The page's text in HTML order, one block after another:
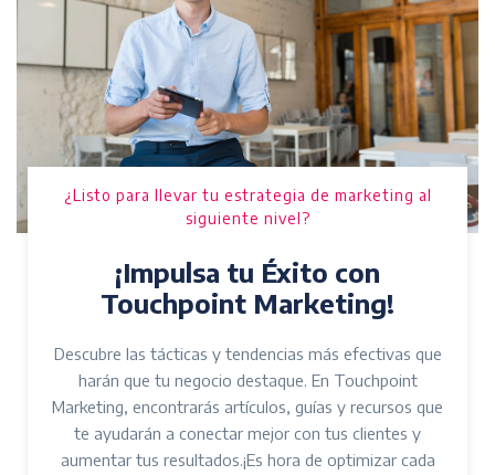
¿Listo para llevar tu estrategia de marketing al
siguiente nivel?
¡Impulsa tu Éxito con
Touchpoint Marketing!
Descubre las tácticas y tendencias más efectivas que
harán que tu negocio destaque. En Touchpoint
Marketing, encontrarás artículos, guías y recursos que
te ayudarán a conectar mejor con tus clientes y
aumentar tus resultados.¡Es hora de optimizar cada